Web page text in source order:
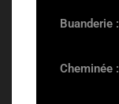
Buanderie :
Cheminée :